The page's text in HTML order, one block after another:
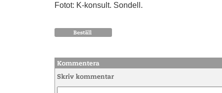
Fotot: K-konsult. Sondell.